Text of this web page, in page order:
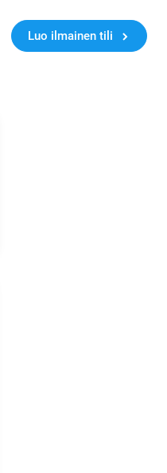
Luo ilmainen tili